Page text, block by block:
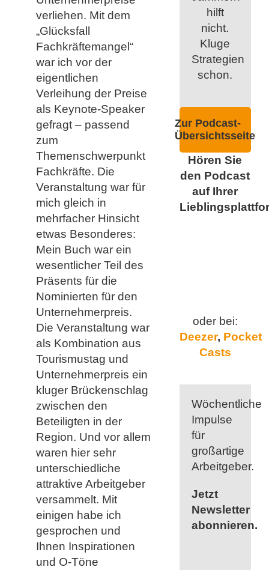
verliehen. Mit dem
„Glücksfall
Fachkräftemangel“
war ich vor der
eigentlichen
Verleihung der Preise
als Keynote-Speaker
gefragt – passend
zum
Themenschwerpunkt
Fachkräfte. Die
Veranstaltung war für
mich gleich in
mehrfacher Hinsicht
etwas Besonderes:
Mein Buch war ein
wesentlicher Teil des
Präsents für die
Nominierten für den
Unternehmerpreis.
Die Veranstaltung war
als Kombination aus
Tourismustag und
Unternehmerpreis ein
kluger Brückenschlag
zwischen den
Beteiligten in der
Region. Und vor allem
waren hier sehr
unterschiedliche
attraktive Arbeitgeber
versammelt. Mit
einigen habe ich
gesprochen und
Ihnen Inspirationen
und O-Töne
hilft
nicht.
Kluge
Strategien
schon.
Zur Podcast-
Übersichtsseite
Hören Sie
den Podcast
auf Ihrer
oder bei:
Deezer, Pocket
Casts
Wöchentliche
Impulse
für
großartige
Arbeitgeber.
Jetzt
Newsletter
abonnieren.